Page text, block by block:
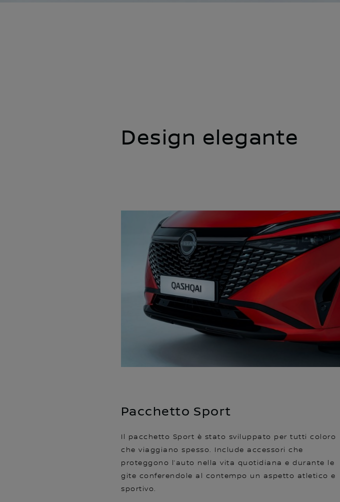
Design elegante
Pacchetto Sport
Il pacchetto Sport è stato sviluppato per tutti coloro
che viaggiano spesso. Include accessori che
proteggono l’auto nella vita quotidiana e durante le
gite conferendole al contempo un aspetto atletico e
sportivo.